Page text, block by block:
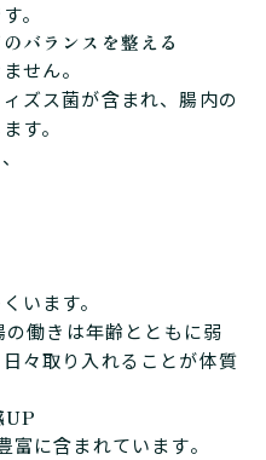
。
バランスを整える
せん。
ズス菌が含まれ、腸内の
す。
います。
働きは年齢とともに弱
々取り入れることが体質
UP
に含まれています。